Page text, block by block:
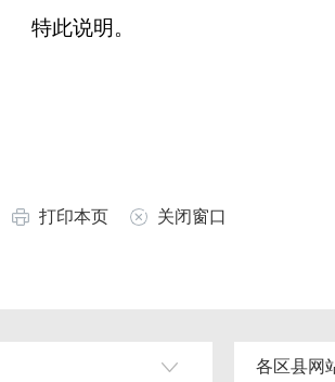
特此说明。
打印本页 关闭窗口
各区县网